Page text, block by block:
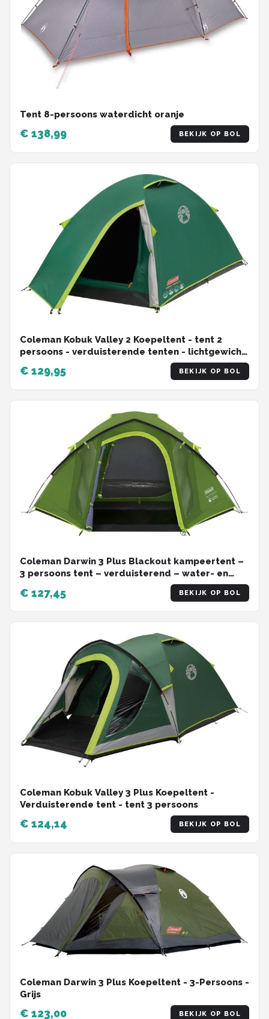
Tent 8-persoons waterdicht oranje
€ 138,99 BEKIJK OP BOL
Coleman Kobuk Valley 2 Koepeltent - tent 2
persoons - verduisterende tenten - lichtgewicht
tent (3,2 kg) - 4500 mm waterkolom - incl.
draagtas - brandvertragend materiaal -
geïntegreerd grondzeil tegen vuil en insecten -
groen
€ 129,95 BEKIJK OP BOL
Coleman Darwin 3 Plus Blackout kampeertent –
3 persoons tent – verduisterend – water- en
€ 127,45 BEKIJK OP BOL
Coleman Kobuk Valley 3 Plus Koepeltent -
Verduisterende tent - tent 3 persoons
€ 124,14 BEKIJK OP BOL
Coleman Darwin 3 Plus Koepeltent - 3-Persoons -
Grijs
€ 123,00 BEKIJK OP BOL